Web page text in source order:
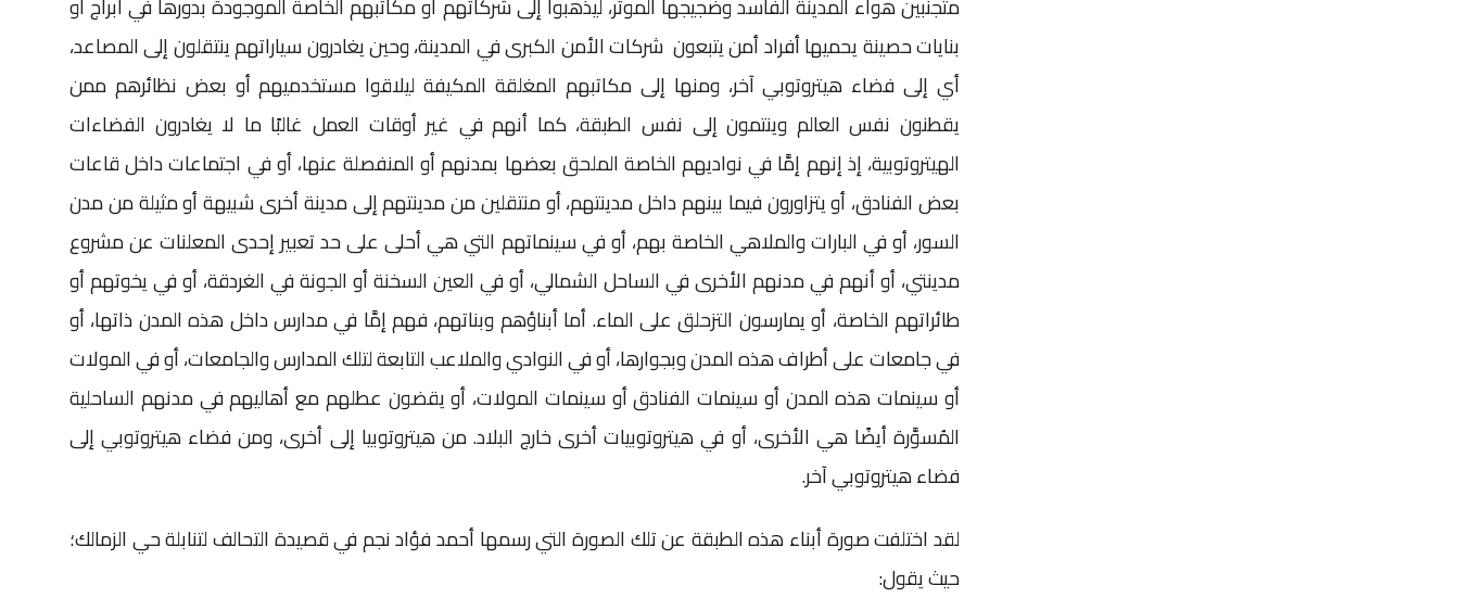
متجنبين هواء المدينة الفاسد وضجيجها الموتِّر، ليذهبوا إلى شركاتهم أو مكاتبهم الخاصة الموجودة بدورها في أبراج أو
بنايات حصينة يحميها أفراد أمن يتبعون شركات الأمن الكبرى في المدينة، وحين يغادرون سياراتهم ينتقلون إلى المصاعد،
أي إلى فضاء هيتروتوبي آخر، ومنها إلى مكاتبهم المغلقة المكيفة ليلاقوا مستخدميهم أو بعض نظائرهم ممن
يقطنون نفس العالم وينتمون إلى نفس الطبقة، كما أنهم في غير أوقات العمل غالبًا ما لا يغادرون الفضاءات
الهيتروتوبية، إذ إنهم إمَّا في نواديهم الخاصة الملحق بعضها بمدنهم أو المنفصلة عنها، أو في اجتماعات داخل قاعات
بعض الفنادق، أو يتزاورون فيما بينهم داخل مدينتهم، أو منتقلين من مدينتهم إلى مدينة أخرى شبيهة أو مثيلة من مدن
السور، أو في البارات والملاهي الخاصة بهم، أو في سينماتهم التي هي أحلى على حد تعبير إحدى المعلنات عن مشروع
مدينتي، أو أنهم في مدنهم الأخرى في الساحل الشمالي، أو في العين السخنة أو الجونة في الغردقة، أو في يخوتهم أو
طائراتهم الخاصة، أو يمارسون التزحلق على الماء. أما أبناؤهم وبناتهم، فهم إمَّا في مدارس داخل هذه المدن ذاتها، أو
في جامعات على أطراف هذه المدن وبجوارها، أو في النوادي والملاعب التابعة لتلك المدارس والجامعات، أو في المولات
أو سينمات هذه المدن أو سينمات الفنادق أو سينمات المولات، أو يقضون عطلهم مع أهاليهم في مدنهم الساحلية
المُسوَّرة أيضًا هي الأخرى، أو في هيتروتوبيات أخرى خارج البلاد. من هيتروتوبيا إلى أخرى، ومن فضاء هيتروتوبي إلى
فضاء هيتروتوبي آخر.
لقد اختلفت صورة أبناء هذه الطبقة عن تلك الصورة التي رسمها أحمد فؤاد نجم في قصيدة التحالف لتنابلة حي الزمالك؛
حيث يقول: